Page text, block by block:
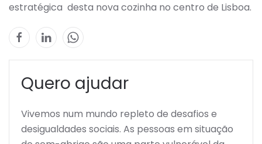
estratégica desta nova cozinha no centro de Lisboa.
Quero ajudar
Vivemos num mundo repleto de desafios e
desigualdades sociais. As pessoas em situação